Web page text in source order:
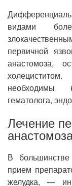
видами
первичной
анастомоза,
необходимы
гематолога,
Лечение
В
прием
желудка, —